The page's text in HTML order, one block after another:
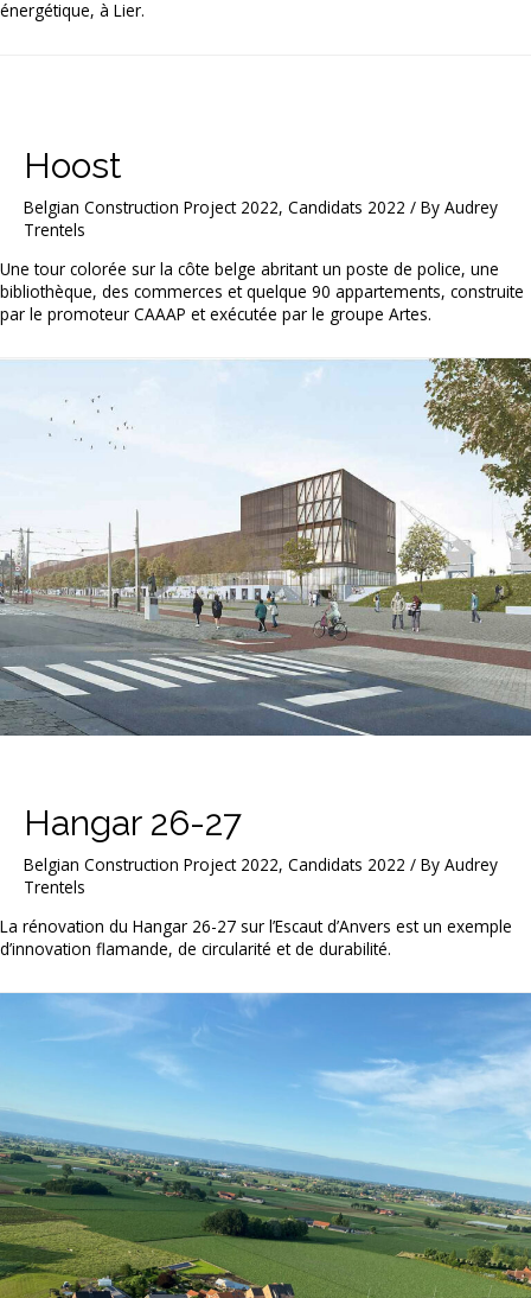
énergétique, à Lier.
Hoost
Belgian Construction Project 2022, Candidats 2022 / By Audrey
Trentels
Une tour colorée sur la côte belge abritant un poste de police, une
bibliothèque, des commerces et quelque 90 appartements, construite
par le promoteur CAAAP et exécutée par le groupe Artes.
Hangar 26-27
Belgian Construction Project 2022, Candidats 2022 / By Audrey
Trentels
La rénovation du Hangar 26-27 sur l’Escaut d’Anvers est un exemple
d’innovation flamande, de circularité et de durabilité.